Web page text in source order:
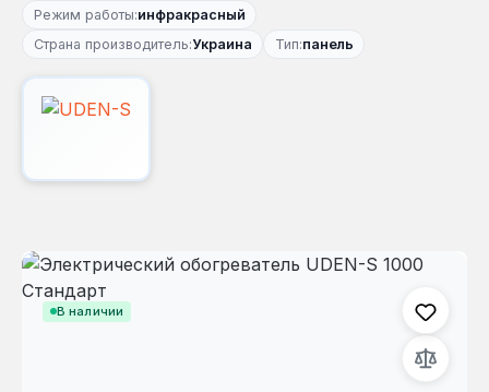
Режим работы:инфракрасный
Страна производитель:Украина Тип:панель
В наличии
Пропустить галерею изображений